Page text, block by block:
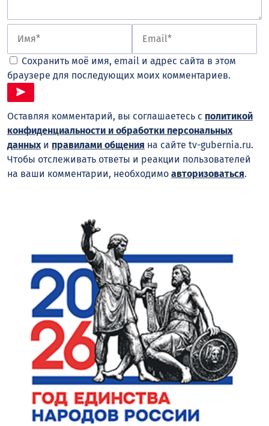
Сохранить моё имя, email и адрес сайта в этом
браузере для последующих моих комментариев.
Оставляя комментарий, вы соглашаетесь с политикой
конфиденциальности и обработки персональных
данныхи правилами общения на сайте tv-gubernia.ru.
Чтобы отслеживать ответы и реакции пользователей
на ваши комментарии, необходимо авторизоваться.